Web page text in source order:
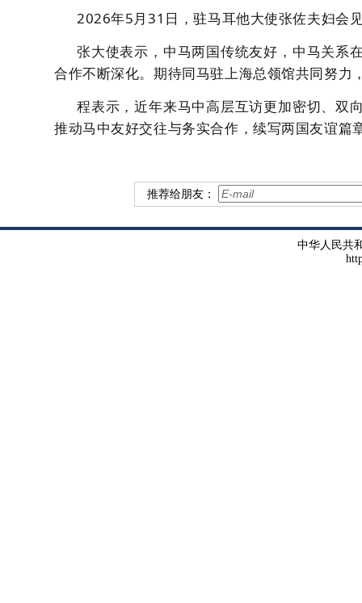
2026年5月31日，驻马耳他大使张佐夫妇会
张大使表示，中马两国传统友好， 中马关系
合作不断深化。期待同马驻上海总领馆共同努力
程表示，近年来马中高层互访更加密切、双
推动马中友好交往与务实合作，续写两国友谊篇
推荐给朋友：
中华人民共